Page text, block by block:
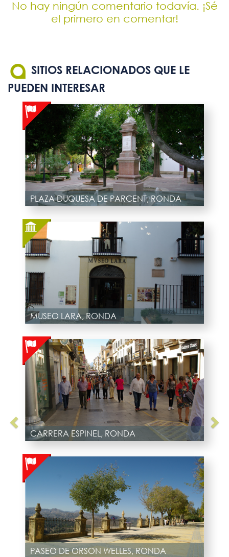
No hay ningún comentario todavía. ¡Sé
el primero en comentar!
SITIOS RELACIONADOS QUE LE
PUEDEN INTERESAR
PLAZA DUQUESA DE PARCENT, RONDA
MUSEO LARA, RONDA
CARRERA ESPINEL, RONDA
PASEO DE ORSON WELLES, RONDA